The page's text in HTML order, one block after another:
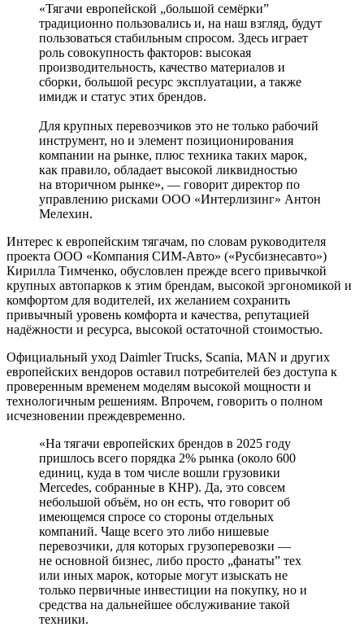
«Тягачи европейской „большой семёрки”
традиционно пользовались и, на наш взгляд, будут
пользоваться стабильным спросом. Здесь играет
роль совокупность факторов: высокая
производительность, качество материалов и
сборки, большой ресурс эксплуатации, а также
имидж и статус этих брендов.
Для крупных перевозчиков это не только рабочий
инструмент, но и элемент позиционирования
компании на рынке, плюс техника таких марок,
как правило, обладает высокой ликвидностью
на вторичном рынке», ― говорит директор по
управлению рисками ООО «Интерлизинг» Антон
Мелехин.
Интерес к европейским тягачам, по словам руководителя
проекта ООО «Компания СИМ-Авто» («Русбизнесавто»)
Кирилла Тимченко, обусловлен прежде всего привычкой
крупных автопарков к этим брендам, высокой эргономикой и
комфортом для водителей, их желанием сохранить
привычный уровень комфорта и качества, репутацией
надёжности и ресурса, высокой остаточной стоимостью.
Официальный уход Daimler Trucks, Scania, MAN и других
европейских вендоров оставил потребителей без доступа к
проверенным временем моделям высокой мощности и
технологичным решениям. Впрочем, говорить о полном
исчезновении преждевременно.
«На тягачи европейских брендов в 2025 году
пришлось всего порядка 2% рынка (около 600
единиц, куда в том числе вошли грузовики
Mercedes, собранные в КНР). Да, это совсем
небольшой объём, но он есть, что говорит об
имеющемся спросе со стороны отдельных
компаний. Чаще всего это либо нишевые
перевозчики, для которых грузоперевозки ―
не основной бизнес, либо просто „фанаты” тех
или иных марок, которые могут изыскать не
только первичные инвестиции на покупку, но и
средства на дальнейшее обслуживание такой
техники.